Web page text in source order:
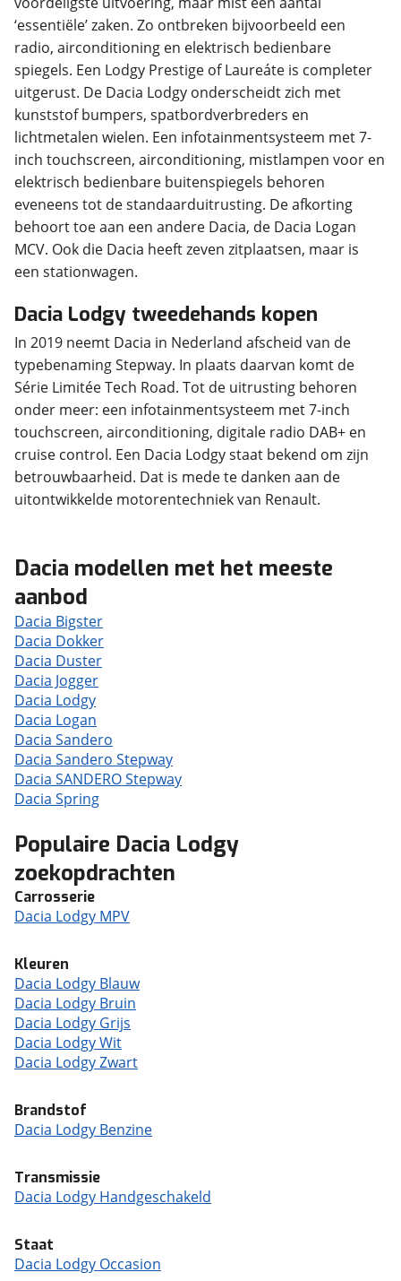
‘essentiële’ zaken. Zo ontbreken bijvoorbeeld een
radio, airconditioning en elektrisch bedienbare
spiegels. Een Lodgy Prestige of Laureáte is completer
uitgerust. De Dacia Lodgy onderscheidt zich met
kunststof bumpers, spatbordverbreders en
lichtmetalen wielen. Een infotainmentsysteem met 7-
inch touchscreen, airconditioning, mistlampen voor en
elektrisch bedienbare buitenspiegels behoren
eveneens tot de standaarduitrusting. De afkorting
behoort toe aan een andere Dacia, de Dacia Logan
MCV. Ook die Dacia heeft zeven zitplaatsen, maar is
een stationwagen.
Dacia Lodgy tweedehands kopen
In 2019 neemt Dacia in Nederland afscheid van de
typebenaming Stepway. In plaats daarvan komt de
Série Limitée Tech Road. Tot de uitrusting behoren
onder meer: een infotainmentsysteem met 7-inch
touchscreen, airconditioning, digitale radio DAB+ en
cruise control. Een Dacia Lodgy staat bekend om zijn
betrouwbaarheid. Dat is mede te danken aan de
uitontwikkelde motorentechniek van Renault.
Dacia modellen met het meeste
aanbod
Dacia Bigster
Dacia Dokker
Dacia Duster
Dacia Jogger
Dacia Lodgy
Dacia Logan
Dacia Sandero
Dacia Sandero Stepway
Dacia SANDERO Stepway
Dacia Spring
Populaire Dacia Lodgy
zoekopdrachten
Carrosserie
Dacia Lodgy MPV
Kleuren
Dacia Lodgy Blauw
Dacia Lodgy Bruin
Dacia Lodgy Grijs
Dacia Lodgy Wit
Dacia Lodgy Zwart
Brandstof
Dacia Lodgy Benzine
Transmissie
Dacia Lodgy Handgeschakeld
Staat
Dacia Lodgy Occasion